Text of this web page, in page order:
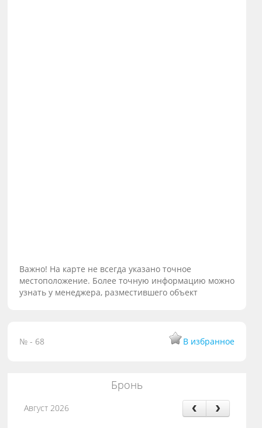
Важно! На карте не всегда указано точное
местоположение. Более точную информацию можно
узнать у менеджера, разместившего объект
№ - 68 В избранное
Бронь
Август 2026